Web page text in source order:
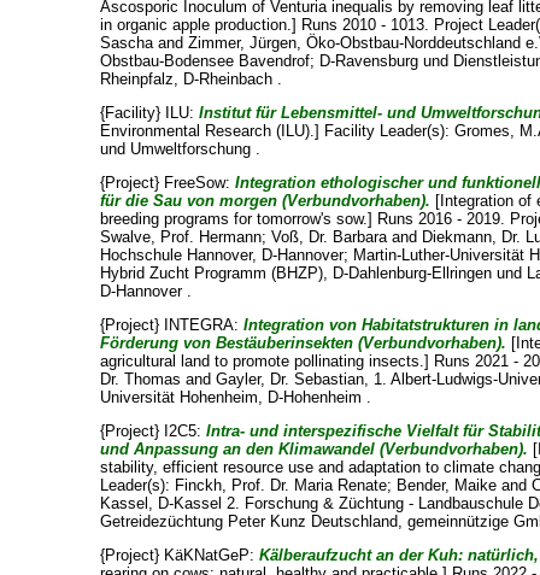
Ascosporic Inoculum of Venturia inequalis by removing leaf
in organic apple production.] Runs 2010 - 1013. Project
SaschaandZimmer, Jürgen, Öko-Obstbau-Norddeutschland
Obstbau-Bodensee Bavendrof; D-Ravensburg und
Rheinpfalz, D-Rheinbach .
{Facility} ILU:Institut für Lebensmittel- und
Environmental Research (ILU).] Facility Leader(s):Gromes,
und Umweltforschung .
{Project} FreeSow:Integration ethologischer und
für die Sau von morgen (Verbundvorhaben). [Integration of
breeding programs for tomorrow's sow.] Runs 2016 - 2019.
Swalve, Prof. Hermann;Voß, Dr. Barbaraand Diekmann, Dr.
Hochschule Hannover, D-Hannover; Martin-Luther-Universität
Hybrid Zucht Programm (BHZP), D-Dahlenburg-Ellringen und
D-Hannover .
{Project} INTEGRA:Integration von Habitatstrukturen in
Förderung von Bestäuberinsekten (Verbundvorhaben).
agricultural land to promote pollinating insects.] Runs 2021 -
Dr. Thomas andGayler, Dr. Sebastian, 1. Albert-Ludwigs-
Universität Hohenheim, D-Hohenheim .
{Project} I2C5:Intra- und interspezifische Vielfalt für
und Anpassung an den Klimawandel (Verbundvorhaben).
stability, efficient resource use and adaptation to climate
Leader(s): Finckh, Prof. Dr. Maria Renate; Bender, Maike and
Kassel, D-Kassel 2. Forschung & Züchtung - Landbauschule
Getreidezüchtung Peter Kunz Deutschland, gemeinnützige
{Project} KäKNatGeP:Kälberaufzucht an der Kuh: